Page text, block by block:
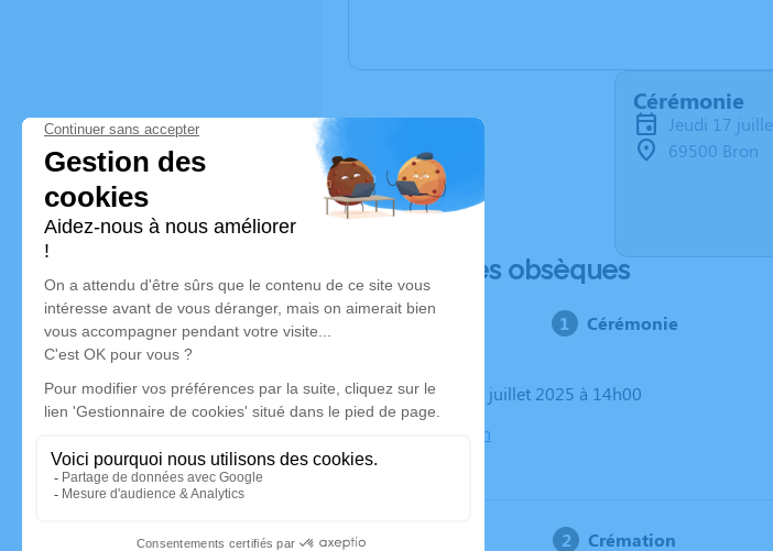
Cérémonie
jeudi 17
69500 Bron
Déroulé des obsèques
Cérémonie
Le jeudi 17 juillet 2025 à 14h00
69500 Bron
Crémation